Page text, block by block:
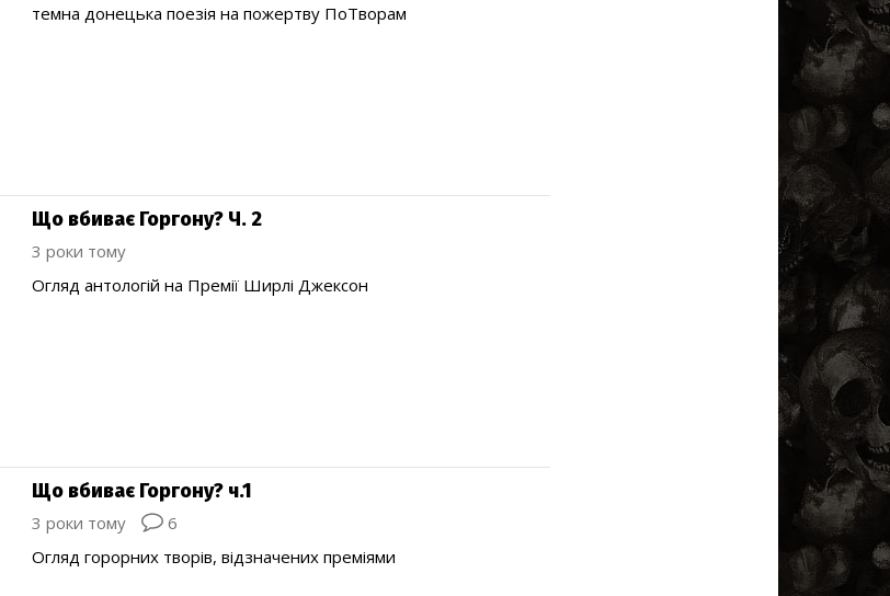
темна донецька поезія на пожертву ПоТворам
Що вбиває Горгону? Ч. 2
3 роки тому
Огляд антологій на Премії Ширлі Джексон
Що вбиває Горгону? ч.1
3 роки тому
6
Огляд горорних творів, відзначених преміями